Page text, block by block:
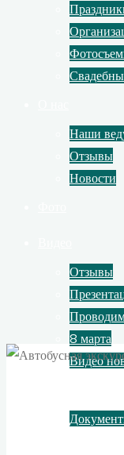
Наши
Отзывы
Новости
Отзывы
8 марта
Видео